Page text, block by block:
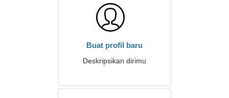
Buat profil baru
Deskripsikan dirimu